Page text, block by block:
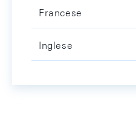
Francese
Inglese